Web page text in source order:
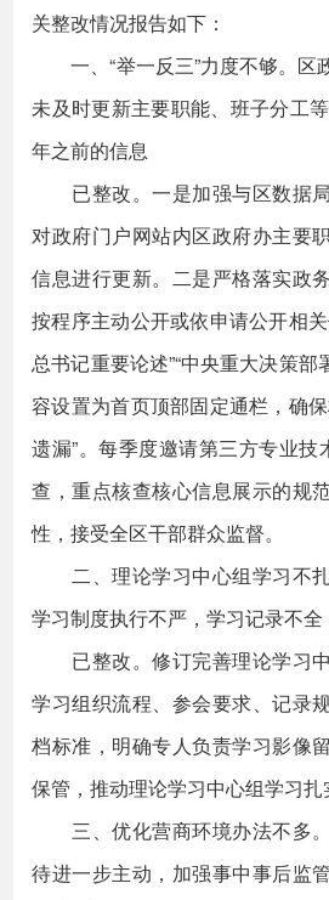
关整改情况报告如下：
一、“举一反三”力度不够。区
未及时更新主要职能、班子分工
年之前的信息
已整改。一是加强与区数据
对政府门户网站内区政府办主要
信息进行更新。二是严格落实政
按程序主动公开或依申请公开相
总书记重要论述”“中央重大决策部
容设置为首页顶部固定通栏，确
遗漏”。每季度邀请第三方专业技
查，重点核查核心信息展示的规
性，接受全区干部群众监督。
二、理论学习中心组学习不
学习制度执行不严，学习记录不全
已整改。修订完善理论学习
学习组织流程、参会要求、记录
档标准，明确专人负责学习影像
保管，推动理论学习中心组学习扎
三、优化营商环境办法不多
待进一步主动，加强事中事后监